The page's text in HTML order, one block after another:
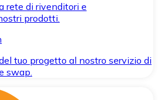
rete di rivenditori e
prodotti.
tuo progetto al nostro servizio di
swap.